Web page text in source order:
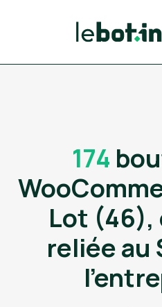
174
Lot (46),
reliée au